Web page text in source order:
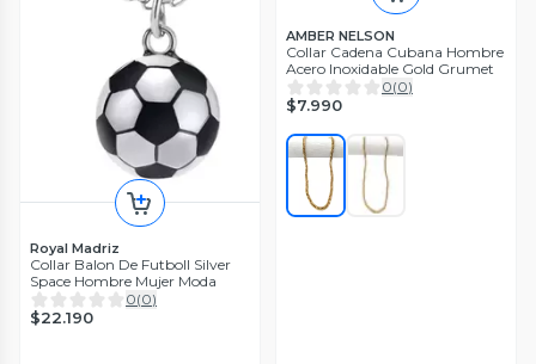
Royal Madriz
Collar Balon De Futboll Silver
Space Hombre Mujer Moda
0(0)
$22.190
AMBER NELSON
Collar Cadena Cubana Hombre
Acero Inoxidable Gold Grumet
0(0)
$7.990